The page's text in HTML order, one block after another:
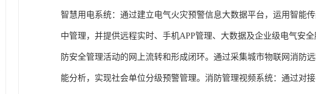
智慧用电系统：通过建立电气火灾预警信息大数据平台，运用智能
中管理，并提供远程实时、手机APP管理、大数据及企业级电气安
防安全管理活动的网上流转和形成闭环。通过采集城市物联网消防
能分析，实现社会单位分级预警管理。消防管理视频系统：通过对